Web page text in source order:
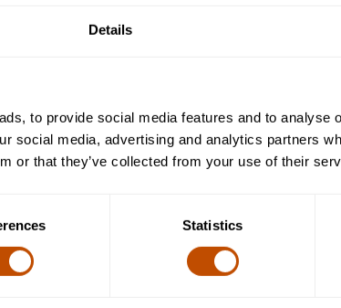
Details
to provide social media features and to analyse
social media, advertising and analytics partners
or that they’ve collected from your use of their
Statistics